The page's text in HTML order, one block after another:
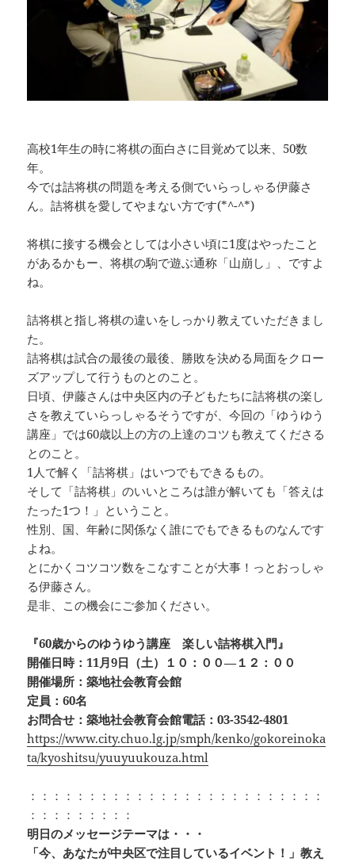
高校1年生の時に将棋の面白さに目覚めて以来、50数
年。
今では詰将棋の問題を考える側でいらっしゃる伊藤さ
ん。詰将棋を愛してやまない方です(*^-^*)
将棋に接する機会としては小さい頃に1度はやったこと
があるかもー、将棋の駒で遊ぶ通称「山崩し」、ですよ
ね。
詰将棋と指し将棋の違いをしっかり教えていただきまし
た。
詰将棋は試合の最後の最後、勝敗を決める局面をクロー
ズアップして行うものとのこと。
日頃、伊藤さんは中央区内の子どもたちに詰将棋の楽し
さを教えていらっしゃるそうですが、今回の「ゆうゆう
講座」では60歳以上の方の上達のコツも教えてくださる
とのこと。
1人で解く「詰将棋」はいつでもできるもの。
そして「詰将棋」のいいところは誰が解いても「答えは
たった1つ！」ということ。
性別、国、年齢に関係なく誰にでもできるものなんです
よね。
とにかくコツコツ数をこなすことが大事！っとおっしゃ
る伊藤さん。
是非、この機会にご参加ください。
『60歳からのゆうゆう講座 楽しい詰将棋入門』
開催日時：11月9日（土）１０：００―１２：００
開催場所：築地社会教育会館
定員：60名
お問合せ：築地社会教育会館電話：03-3542-4801
https://www.city.chuo.lg.jp/smph/kenko/gokoreinoka
ta/kyoshitsu/yuuyuukouza.html
：：：：：：：：：：：：：：：：：：：：：：：：：
：：：：：：：：：
明日のメッセージテーマは・・・
「今、あなたが中央区で注目しているイベント！」教え